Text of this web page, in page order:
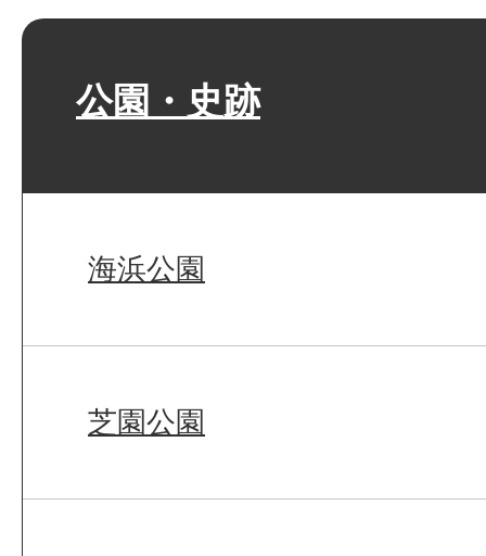
公園・史跡
海浜公園
芝園公園